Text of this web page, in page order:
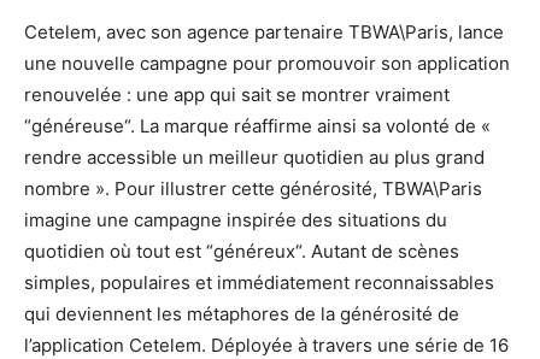
Cetelem, avec son agence partenaire TBWA\Paris, lance
une nouvelle campagne pour promouvoir son application
renouvelée : une app qui sait se montrer vraiment
“généreuse“. La marque réaffirme ainsi sa volonté de «
rendre accessible un meilleur quotidien au plus grand
nombre ». Pour illustrer cette générosité, TBWA\Paris
imagine une campagne inspirée des situations du
quotidien où tout est “généreux“. Autant de scènes
simples, populaires et immédiatement reconnaissables
qui deviennent les métaphores de la générosité de
l’application Cetelem. Déployée à travers une série de 16